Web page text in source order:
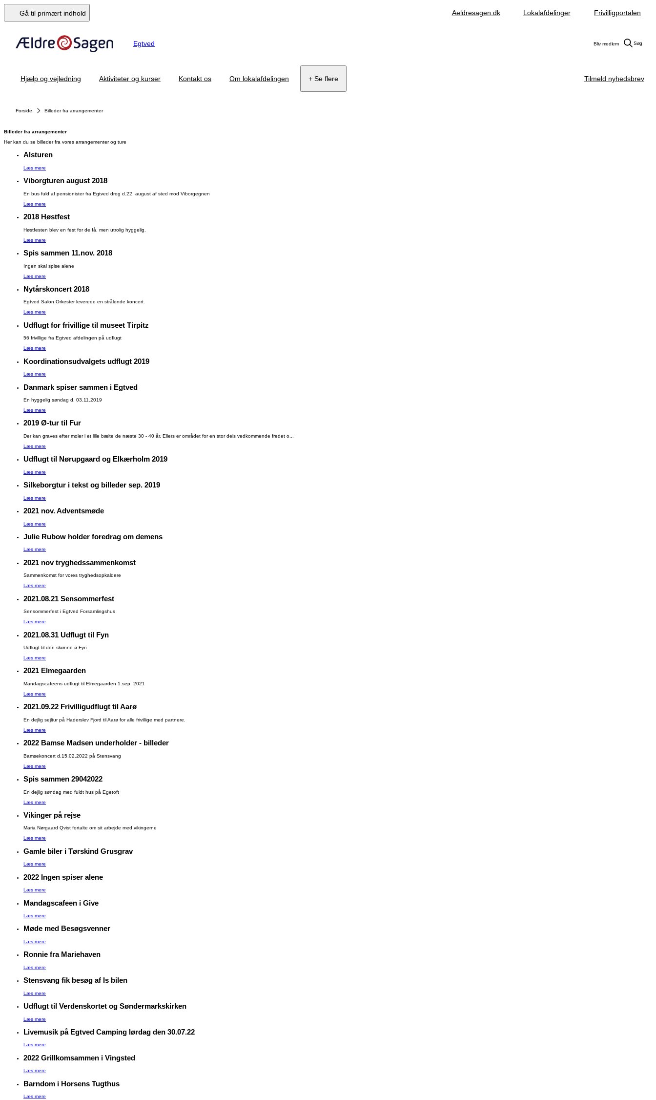
Gå til primært indhold Aeldresagen.dk Lokalafdelinger Frivilligportalen
Egtved Bliv medlem Søg
Hjælp og vejledning Aktiviteter og kurser Kontakt os Om lokalafdelingen + Se flere Tilmeld nyhedsbrev
Forside Billeder fra arrangementer
Billeder fra arrangementer
Her kan du se billeder fra vores arrangementer og ture
Alsturen
Læs mere
Viborgturen august 2018
En bus fuld af pensionister fra Egtved drog d.22. august af sted mod Viborgegnen
Læs mere
2018 Høstfest
Høstfesten blev en fest for de få, men utrolig hyggelig.
Læs mere
Spis sammen 11.nov. 2018
Ingen skal spise alene
Læs mere
Nytårskoncert 2018
Egtved Salon Orkester leverede en strålende koncert.
Læs mere
Udflugt for frivillige til museet Tirpitz
56 frivillige fra Egtved afdelingen på udflugt
Læs mere
Koordinationsudvalgets udflugt 2019
Læs mere
Danmark spiser sammen i Egtved
En hyggelig søndag d. 03.11.2019
Læs mere
2019 Ø-tur til Fur
Der kan graves efter moler i et lille bælte de næste 30 - 40 år. Ellers er området for en stor dels vedkommende fredet o...
Læs mere
Udflugt til Nørupgaard og Elkærholm 2019
Læs mere
Silkeborgtur i tekst og billeder sep. 2019
Læs mere
2021 nov. Adventsmøde
Læs mere
Julie Rubow holder foredrag om demens
Læs mere
2021 nov tryghedssammenkomst
Sammenkomst for vores tryghedsopkaldere
Læs mere
2021.08.21 Sensommerfest
Sensommerfest i Egtved Forsamlingshus
Læs mere
2021.08.31 Udflugt til Fyn
Udflugt til den skønne ø Fyn
Læs mere
2021 Elmegaarden
Mandagscafeens udflugt til Elmegaarden 1.sep. 2021
Læs mere
2021.09.22 Frivilligudflugt til Aarø
En dejlig sejltur på Haderslev Fjord til Aarø for alle frivillige med partnere.
Læs mere
2022 Bamse Madsen underholder - billeder
Bamsekoncert d.15.02.2022 på Stensvang
Læs mere
Spis sammen 29042022
En dejlig søndag med fuldt hus på Egetoft
Læs mere
Vikinger på rejse
Maria Nørgaard Qvist fortalte om sit arbejde med vikingerne
Læs mere
Gamle biler i Tørskind Grusgrav
Læs mere
2022 Ingen spiser alene
Læs mere
Mandagscafeen i Give
Læs mere
Møde med Besøgsvenner
Læs mere
Ronnie fra Mariehaven
Læs mere
Stensvang fik besøg af Is bilen
Læs mere
Udflugt til Verdenskortet og Søndermarkskirken
Læs mere
Livemusik på Egtved Camping lørdag den 30.07.22
Læs mere
2022 Grillkomsammen i Vingsted
Læs mere
Barndom i Horsens Tugthus
Læs mere